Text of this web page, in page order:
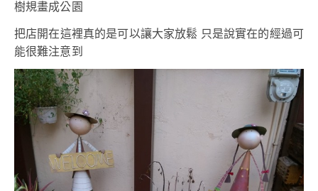
樹規畫成公園
把店開在這裡真的是可以讓大家放鬆 只是說實在的經過可
能很難注意到